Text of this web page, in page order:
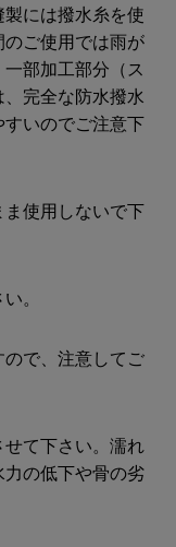
には撥水糸を使
ご使用では雨が
部加工部分（ス
完全な防水撥水
いのでご注意下
使用しないで下
。
で、注意してご
て下さい。濡れ
の低下や骨の劣